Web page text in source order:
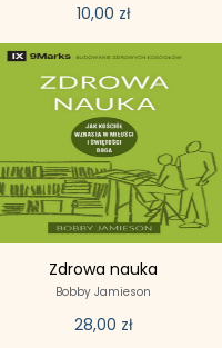
10,00 zł
Zdrowa nauka
Bobby Jamieson
28,00 zł